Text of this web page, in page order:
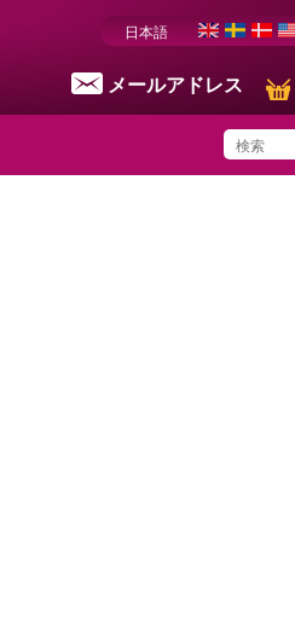
メールアドレス
日本語